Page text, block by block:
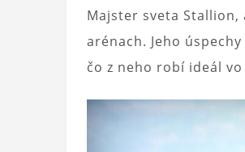
Majster sveta
arénach. Jeho
čo z neho robí ideál